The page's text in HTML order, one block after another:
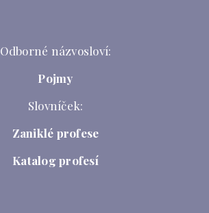
Odborné názvosloví:
Pojmy
Slovníček:
Zaniklé profese
Katalog profesí